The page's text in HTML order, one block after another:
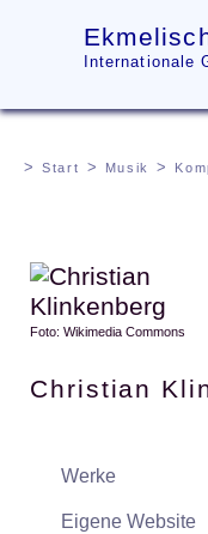
Internationale
Start Musik
Foto: Wikimedia Commons
Christian
Werke
Eigene Website